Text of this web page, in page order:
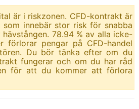
är i riskzonen. CFD-kontrakt är
som innebär stor risk för snabba
78.94 % av alla icke-
förlorar pengar på CFD-handel
Du bör tänka efter om du
fungerar och om du har råd
för att du kommer att förlora